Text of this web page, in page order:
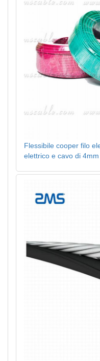
Flessibile cooper filo
elettrico e cavo di